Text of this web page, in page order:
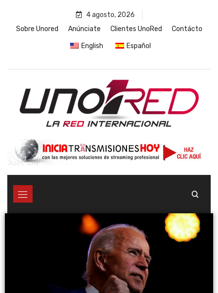
4 agosto, 2026
Sobre Unored
Anúnciate Clientes UnoRed Contácto
English Español